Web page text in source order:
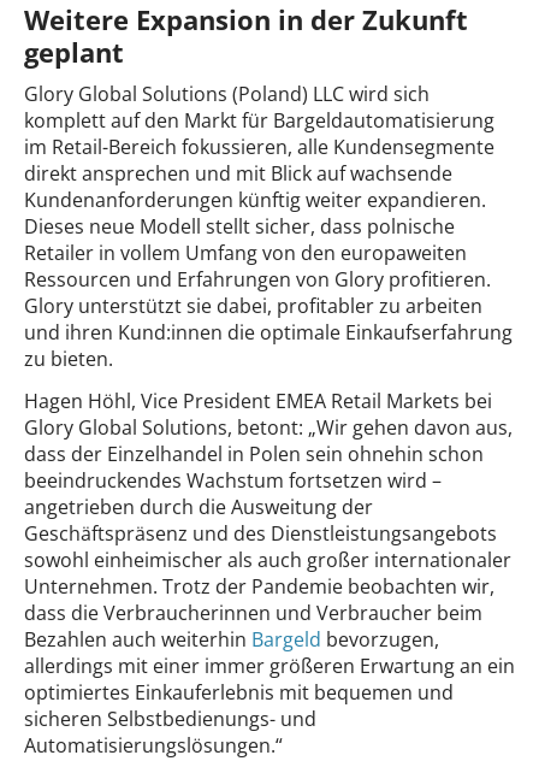
Weitere Expansion in der Zukunft
geplant
Glory Global Solutions (Poland) LLC wird sich
komplett auf den Markt für Bargeldautomatisierung
im Retail-Bereich fokussieren, alle Kundensegmente
direkt ansprechen und mit Blick auf wachsende
Kundenanforderungen künftig weiter expandieren.
Dieses neue Modell stellt sicher, dass polnische
Retailer in vollem Umfang von den europaweiten
Ressourcen und Erfahrungen von Glory profitieren.
Glory unterstützt sie dabei, profitabler zu arbeiten
und ihren Kund:innen die optimale Einkaufserfahrung
zu bieten.
Hagen Höhl, Vice President EMEA Retail Markets bei
Glory Global Solutions, betont: „Wir gehen davon aus,
dass der Einzelhandel in Polen sein ohnehin schon
beeindruckendes Wachstum fortsetzen wird –
angetrieben durch die Ausweitung der
Geschäftspräsenz und des Dienstleistungsangebots
sowohl einheimischer als auch großer internationaler
Unternehmen. Trotz der Pandemie beobachten wir,
dass die Verbraucherinnen und Verbraucher beim
Bezahlen auch weiterhin Bargeld bevorzugen,
allerdings mit einer immer größeren Erwartung an ein
optimiertes Einkauferlebnis mit bequemen und
sicheren Selbstbedienungs- und
Automatisierungslösungen.“